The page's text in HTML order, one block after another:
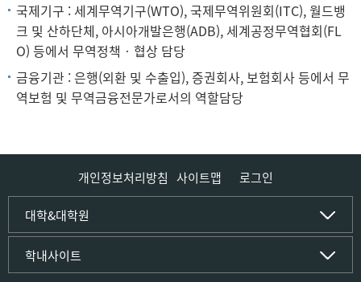
국제기구 : 세계무역기구(WTO), 국제무역위원회(ITC), 월드뱅
크 및 산하단체, 아시아개발은행(ADB), 세계공정무역협회(FL
O) 등에서 무역정책‧협상 담당
금융기관 : 은행(외환 및 수출입), 증권회사, 보험회사 등에서 무
역보험 및 무역금융전문가로서의 역할담당
개인정보처리방침 사이트맵 로그인
대학&대학원
인문사회·IT대학
인문·문화학부
국어국문학전공
중국어문·문화학전공
학내사이트
국립경국대학교
(재)국립경국대학교발전기금